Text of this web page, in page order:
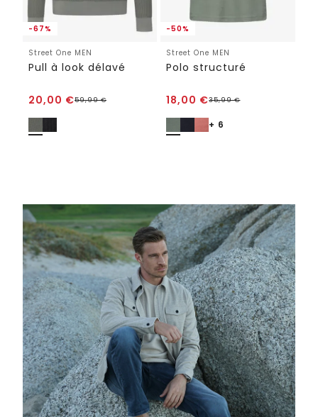
-67%
Street One MEN
Pull à look délavé
20,00 €59,99€
-50%
Street One MEN
Polo structuré
18,00 €35,99€
+ 6